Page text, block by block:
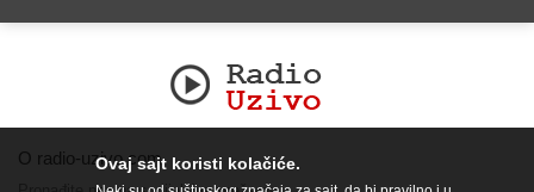
O radio-uzivo.comOvaj sajt koristi kolačiće.